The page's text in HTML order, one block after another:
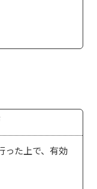
った上で、有効